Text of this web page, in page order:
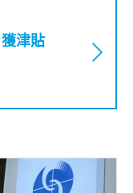
獲津貼